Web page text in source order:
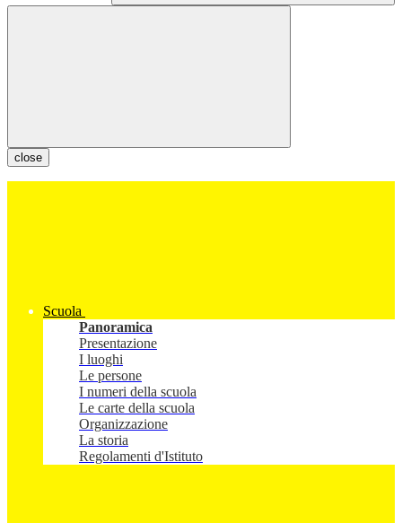
close
Scuola
Panoramica
Presentazione
I luoghi
Le persone
I numeri della scuola
Le carte della scuola
Organizzazione
La storia
Regolamenti d'Istituto